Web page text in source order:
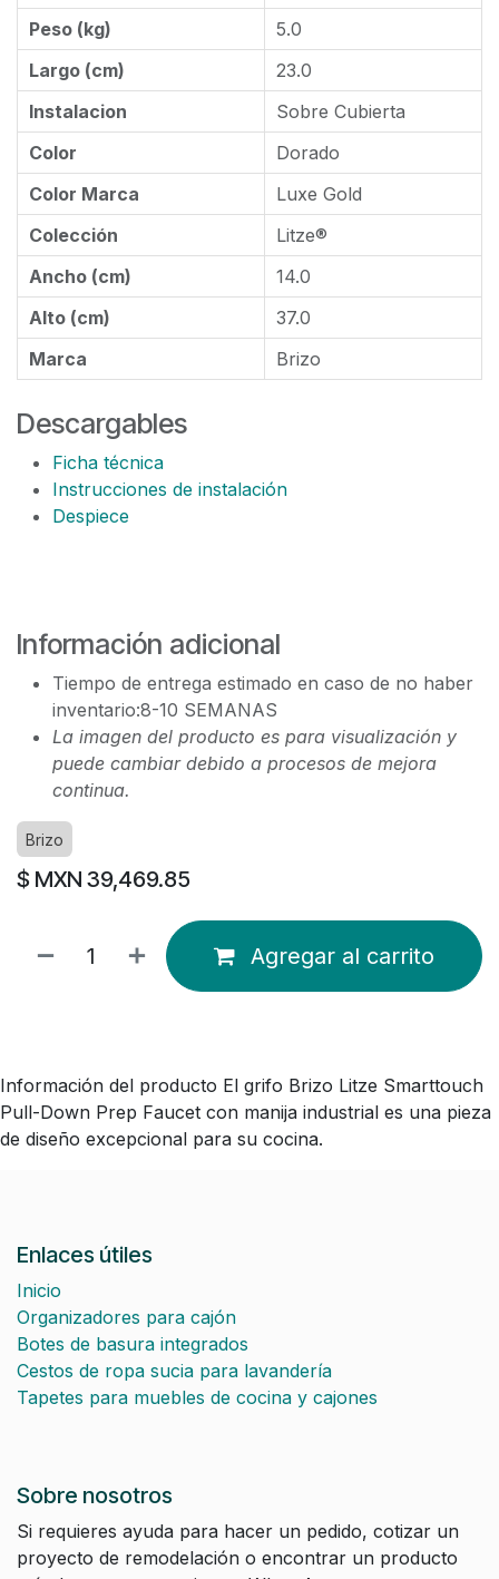
Peso (kg)
5.0
Largo (cm)
23.0
Instalacion
Sobre Cubierta
Color
Dorado
Color Marca
Luxe Gold
Colección
Litze®
Ancho (cm)
14.0
Alto (cm)
37.0
Marca
Brizo
Descargables
Ficha técnica
Instrucciones de instalación
Despiece
Información adicional
Tiempo de entrega estimado en caso de no haber
inventario:8-10 SEMANAS
La imagen del producto es para visualización y
puede cambiar debido a procesos de mejora
continua.
Brizo
$ MXN 39,469.85
Agregar al carrito
Información del producto El grifo Brizo Litze Smarttouch
Pull-Down Prep Faucet con manija industrial es una pieza
de diseño excepcional para su cocina.
Enlaces útiles
Inicio
Organizadores para cajón
Botes de basura integrados
Cestos de ropa sucia para lavandería
Tapetes para muebles de cocina y cajones
Sobre nosotros
Si requieres ayuda para hacer un pedido, cotizar un
proyecto de remodelación o encontrar un producto